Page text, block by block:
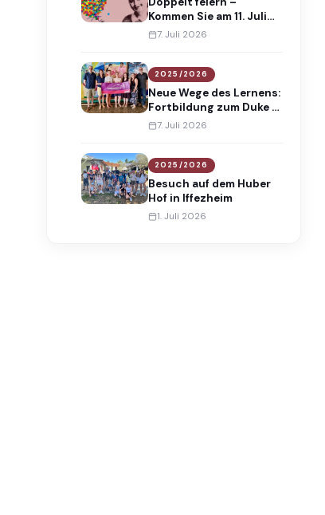
Kommen Sie am 11. Juli
2026 an die Maria-
7. Juli 2026
2025/2026
Neue Wege des Lernens:
Fortbildung zum Duke of
Edinburgh’s
7. Juli 2026
2025/2026
Besuch auf dem Huber
Hof in Iffezheim
1. Juli 2026